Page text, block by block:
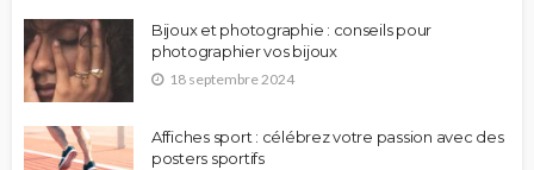
Bijoux et photographie : conseils pour
photographier vos bijoux
18 septembre 2024
Affiches sport : célébrez votre passion avec des
posters sportifs